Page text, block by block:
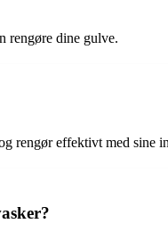
rengøre dine gulve.
rengør effektivt med sine